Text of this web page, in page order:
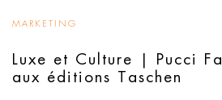
MARKETING
Luxe et Culture | Pucci
aux éditions Taschen